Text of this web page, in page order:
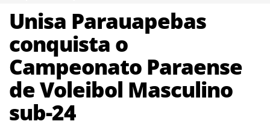
Unisa Parauapebas
conquista o
Campeonato Paraense
de Voleibol Masculino
sub-24